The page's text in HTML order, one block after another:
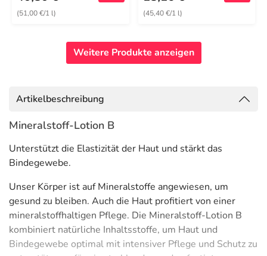
(51,00 €/1 l) (45,40 €/1 l)
Weitere Produkte anzeigen
Artikelbeschreibung
Mineralstoff-Lotion B
Unterstützt die Elastizität der Haut und stärkt das
Bindegewebe.
Unser Körper ist auf Mineralstoffe angewiesen, um
gesund zu bleiben. Auch die Haut profitiert von einer
mineralstoffhaltigen Pflege. Die Mineralstoff-Lotion B
kombiniert natürliche Inhaltsstoffe, um Haut und
Bindegewebe optimal mit intensiver Pflege und Schutz zu